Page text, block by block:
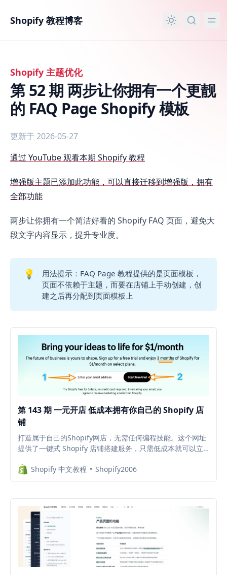
Shopify 教程博客
Shopify 主题优化
第 52 期 两步让你拥有一个更靓
的 FAQ Page Shopify 模板
更新于 2026-05-27
第 52 期 两步让你拥有一个更靓的 FAQ Page Shopify 模板
通过 YouTube 观看本期 Shopify 教程
增强版主题已添加此功能，可以直接迁移到增强版，拥有
全部功能
两步让你拥有一个简洁好看的 Shopify FAQ 页面，避免大
段文字内容显示，提升专业度。
💡
用法提示：FAQ Page 教程提供的是页面模板，
页面不依赖于主题，而要在店铺上手动创建，创
建之后再分配到页面模板上
第 143 期 一元开店 低成本拥有你自己的 Shopify 店
铺
打造属于自己的Shopify网店，无需任何编程技能。这个网址
提供了一键式 Shopify 店铺搭建服务，只需低成本就可以立
建新的店铺，也可以创建测试店铺（例如免费试用插件 APP
等），避免测试插件时代码残留在主题中，拖慢店铺网速。
Shopify 中文教程 Shopify2006